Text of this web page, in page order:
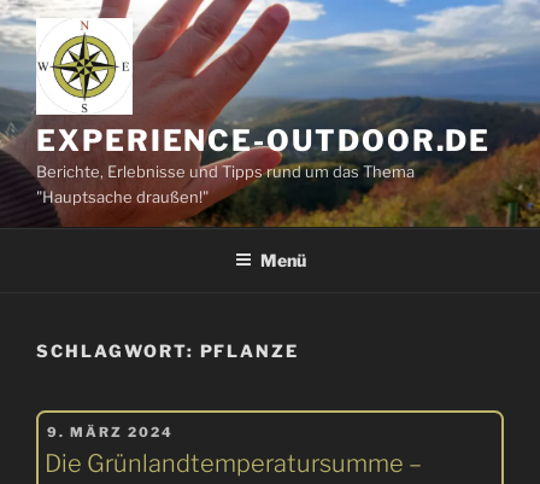
Zum
Inhalt
springen
EXPERIENCE-OUTDOOR.DE
Berichte, Erlebnisse und Tipps rund um das Thema
"Hauptsache draußen!"
Menü
SCHLAGWORT: PFLANZE
VERÖFFENTLICHT
AM
9. MÄRZ 2024
Die Grünlandtemperatursumme –